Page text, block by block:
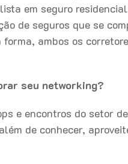
em seguro
de seguros que se
ambos os
seu networking?
e encontros do setor
de conhecer,